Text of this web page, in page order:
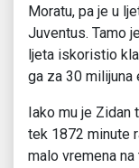
Moratu, pa je u
Juventus. Tamo
ljeta iskoristio
ga za 30 milijuna
Iako mu je
tek 1872 minute
malo vremena